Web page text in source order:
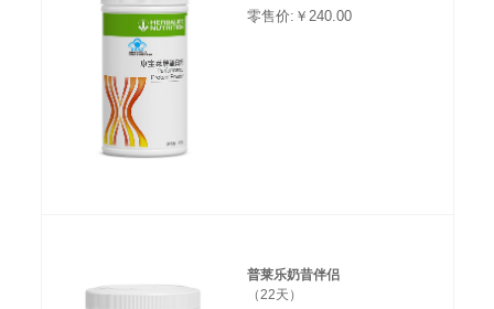
零售价:￥240.00
普莱乐奶昔伴侣
（22天）